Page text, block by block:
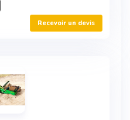
Recevoir un devis